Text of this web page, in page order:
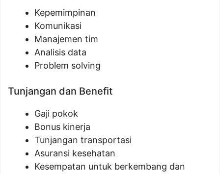
Kepemimpinan
Komunikasi
Manajemen tim
Analisis data
Problem solving
Tunjangan dan Benefit
Gaji pokok
Bonus kinerja
Tunjangan transportasi
Asuransi kesehatan
Kesempatan untuk berkembang dan